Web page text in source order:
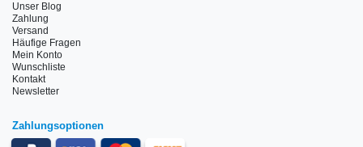
Unser Blog
Zahlung
Versand
Häufige Fragen
Mein Konto
Wunschliste
Kontakt
Newsletter
Zahlungsoptionen